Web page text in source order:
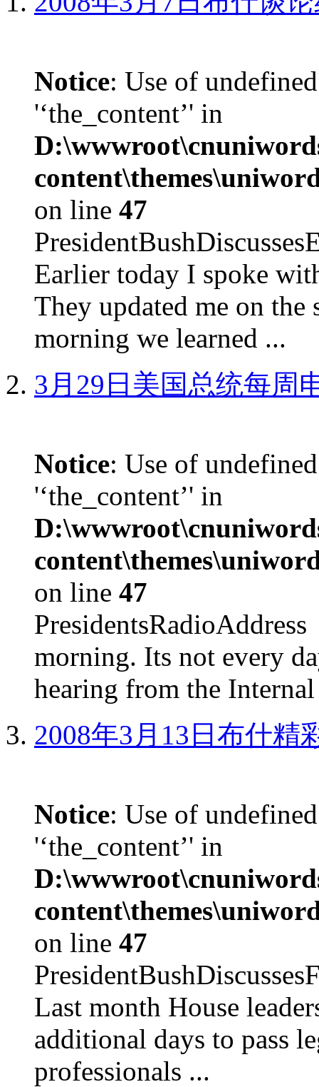
Notice: Use of
'‘the_content’' in
on line 47
Earlier today I spoke
They updated me on the
morning we learned ...
3月29日美国总统每周
Notice: Use of
'‘the_content’' in
on line 47
morning. Its not every
hearing from the
2008年3月13日布什精
Notice: Use of
'‘the_content’' in
on line 47
Last month House
additional days to pass
professionals ...